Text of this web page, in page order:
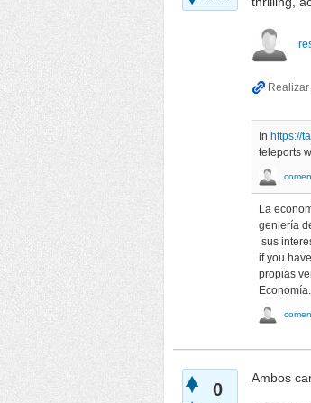
In https://
teleports
La
geniería
sus
if you
propias
Economía.
0
Ambos